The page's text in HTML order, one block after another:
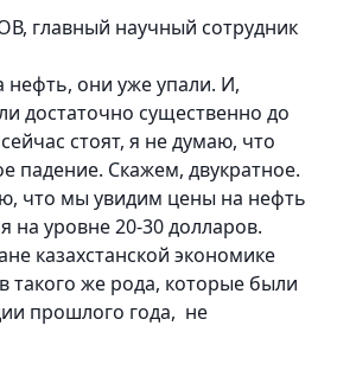
главный научный сотрудник
они уже упали. И,
достаточно существенно до
стоят, я не думаю, что
падение. Скажем, двукратное.
что мы увидим цены на нефть
на уровне 20-30 долларов.
казахстанской экономике
такого же рода, которые были
прошлого года, не